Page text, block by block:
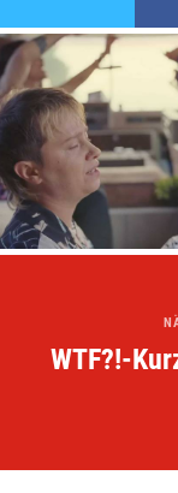
WTF?!-